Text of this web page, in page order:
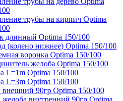
трубы на кирпич Optima
длинный Optima 150/100
(колено нижнее) Optima 150/100
воронка Optima 150/100
желоба Optima 150/100
L=1m Optima 150/100
L=3m Optima 150/100
внешний 90гр Optima 150/100
желоба внутренний 90гр Optima